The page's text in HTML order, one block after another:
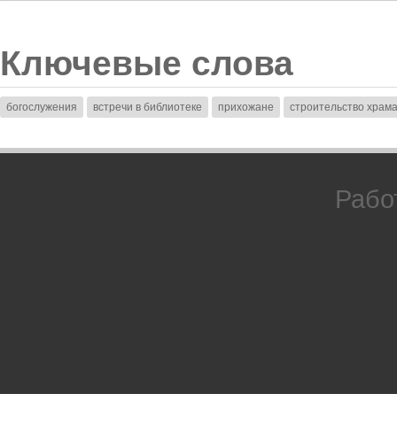
Ключевые слова
богослужения встречи в библиотеке прихожане строительство храма